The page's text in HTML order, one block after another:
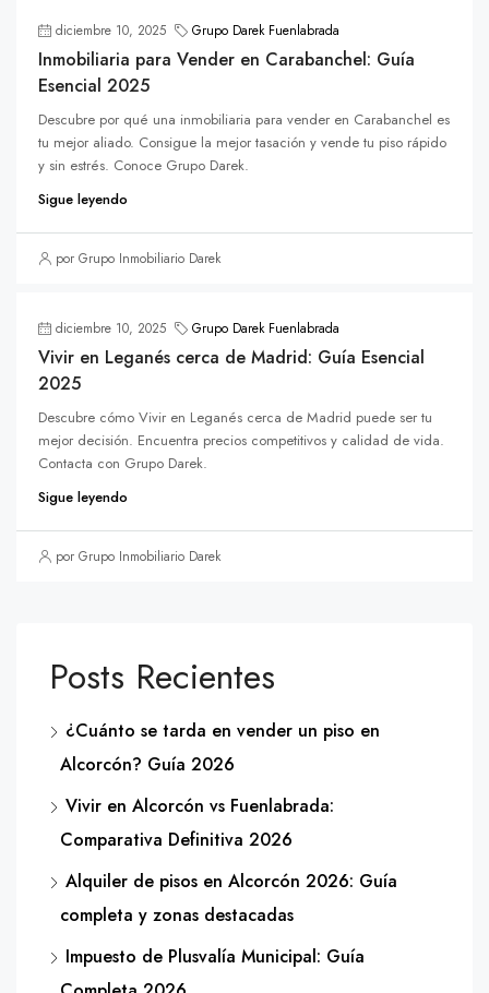
diciembre 10, 2025 Grupo Darek Fuenlabrada
Inmobiliaria para Vender en Carabanchel: Guía
Esencial 2025
Descubre por qué una inmobiliaria para vender en Carabanchel es
tu mejor aliado. Consigue la mejor tasación y vende tu piso rápido
y sin estrés. Conoce Grupo Darek.
Sigue leyendo
por Grupo Inmobiliario Darek
diciembre 10, 2025 Grupo Darek Fuenlabrada
Vivir en Leganés cerca de Madrid: Guía Esencial
2025
Descubre cómo Vivir en Leganés cerca de Madrid puede ser tu
mejor decisión. Encuentra precios competitivos y calidad de vida.
Contacta con Grupo Darek.
Sigue leyendo
por Grupo Inmobiliario Darek
Posts Recientes
¿Cuánto se tarda en vender un piso en
Alcorcón? Guía 2026
Vivir en Alcorcón vs Fuenlabrada:
Comparativa Definitiva 2026
Alquiler de pisos en Alcorcón 2026: Guía
completa y zonas destacadas
Impuesto de Plusvalía Municipal: Guía